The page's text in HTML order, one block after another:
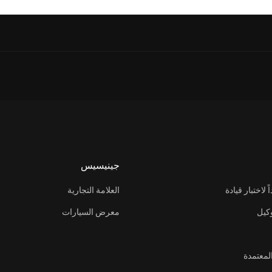
استراتيجية مع شركة رياضة الفروسية للفعاليات بهدف رعاية فعاليات
قيادة
جينيسيس
العلامة التجارية
معرض السيارات